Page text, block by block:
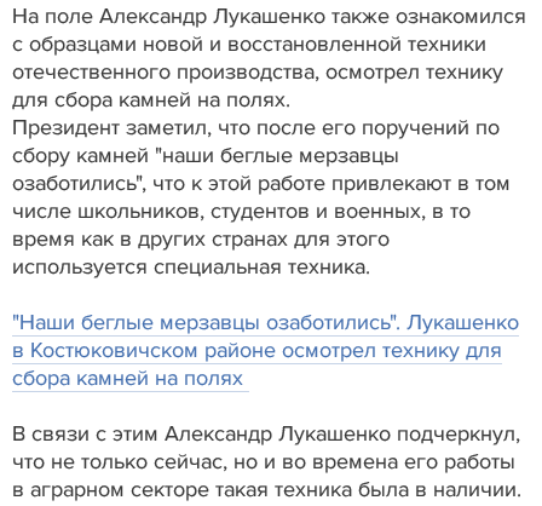
На поле Александр Лукашенко также ознакомился
с образцами новой и восстановленной техники
отечественного производства, осмотрел технику
для сбора камней на полях.
Президент заметил, что после его поручений по
сбору камней "наши беглые мерзавцы
озаботились", что к этой работе привлекают в том
числе школьников, студентов и военных, в то
время как в других странах для этого
используется специальная техника.
"Наши беглые мерзавцы озаботились". Лукашенко
в Костюковичском районе осмотрел технику для
сбора камней на полях
В связи с этим Александр Лукашенко подчеркнул,
что не только сейчас, но и во времена его работы
в аграрном секторе такая техника была в наличии.